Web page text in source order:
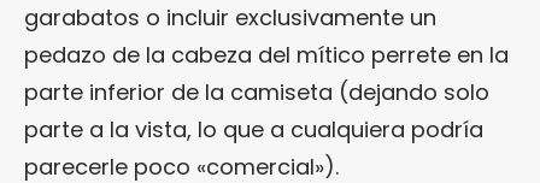
garabatos o incluir exclusivamente un
pedazo de la cabeza del mítico perrete en la
parte inferior de la camiseta (dejando solo
parte a la vista, lo que a cualquiera podría
parecerle poco «comercial»).